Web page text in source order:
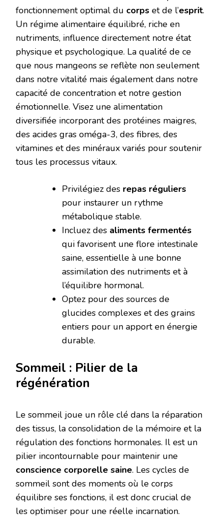
fonctionnement optimal du corps et de l’esprit.
Un régime alimentaire équilibré, riche en
nutriments, influence directement notre état
physique et psychologique. La qualité de ce
que nous mangeons se reflète non seulement
dans notre vitalité mais également dans notre
capacité de concentration et notre gestion
émotionnelle. Visez une alimentation
diversifiée incorporant des protéines maigres,
des acides gras oméga-3, des fibres, des
vitamines et des minéraux variés pour soutenir
tous les processus vitaux.
Privilégiez des repas réguliers
pour instaurer un rythme
métabolique stable.
Incluez des aliments fermentés
qui favorisent une flore intestinale
saine, essentielle à une bonne
assimilation des nutriments et à
l’équilibre hormonal.
Optez pour des sources de
glucides complexes et des grains
entiers pour un apport en énergie
durable.
Sommeil : Pilier de la
régénération
Le sommeil joue un rôle clé dans la réparation
des tissus, la consolidation de la mémoire et la
régulation des fonctions hormonales. Il est un
pilier incontournable pour maintenir une
conscience corporelle saine. Les cycles de
sommeil sont des moments où le corps
équilibre ses fonctions, il est donc crucial de
les optimiser pour une réelle incarnation.